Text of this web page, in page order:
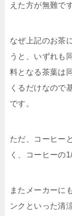
えた方が無難です
なぜ上記のお茶
うと、いずれも
料となる茶葉は
くるだけなので
です。
ただ、コーヒー
く、コーヒーの
またメーカーに
ンクといった清